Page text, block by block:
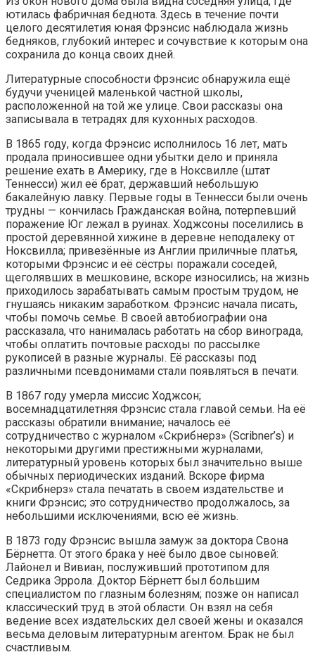
ютилась фабричная беднота. Здесь в течение почти
целого десятилетия юная Фрэнсис наблюдала жизнь
бедняков, глубокий интерес и сочувствие к которым она
сохранила до конца своих дней.
Литературные способности Фрэнсис обнаружила ещё
будучи ученицей маленькой частной школы,
расположенной на той же улице. Свои рассказы она
записывала в тетрадях для кухонных расходов.
В 1865 году, когда Фрэнсис исполнилось 16 лет, мать
продала приносившее одни убытки дело и приняла
решение ехать в Америку, где в Ноксвилле (штат
Теннесси) жил её брат, державший небольшую
бакалейную лавку. Первые годы в Теннесси были очень
трудны — кончилась Гражданская война, потерпевший
поражение Юг лежал в руинах. Ходжсоны поселились в
простой деревянной хижине в деревне неподалеку от
Ноксвилла; привезённые из Англии приличные платья,
которыми Фрэнсис и её сёстры поражали соседей,
щеголявших в мешковине, вскоре износились; на жизнь
приходилось зарабатывать самым простым трудом, не
гнушаясь никаким заработком. Фрэнсис начала писать,
чтобы помочь семье. В своей автобиографии она
рассказала, что нанималась работать на сбор винограда,
чтобы оплатить почтовые расходы по рассылке
рукописей в разные журналы. Её рассказы под
различными псевдонимами стали появляться в печати.
В 1867 году умерла миссис Ходжсон;
восемнадцатилетняя Фрэнсис стала главой семьи. На её
рассказы обратили внимание; началось её
сотрудничество с журналом «Скрибнерз» (Scribner’s) и
некоторыми другими престижными журналами,
литературный уровень которых был значительно выше
обычных периодических изданий. Вскоре фирма
«Скрибнерз» стала печатать в своем издательстве и
книги Фрэнсис; это сотрудничество продолжалось, за
небольшими исключениями, всю её жизнь.
В 1873 году Фрэнсис вышла замуж за доктора Свона
Бёрнетта. От этого брака у неё было двое сыновей:
Лайонел и Вивиан, послуживший прототипом для
Седрика Эррола. Доктор Бёрнетт был большим
специалистом по глазным болезням; позже он написал
классический труд в этой области. Он взял на себя
ведение всех издательских дел своей жены и оказался
весьма деловым литературным агентом. Брак не был
счастливым.